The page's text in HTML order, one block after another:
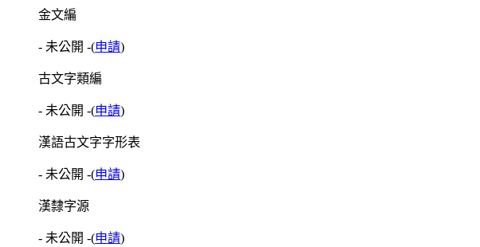
金文編
- 未公開 -(申請)
古文字類編
- 未公開 -(申請)
漢語古文字字形表
- 未公開 -(申請)
漢隸字源
- 未公開 -(申請)